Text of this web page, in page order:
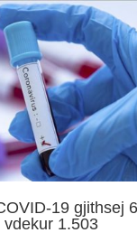
19 gjithsej
1.503